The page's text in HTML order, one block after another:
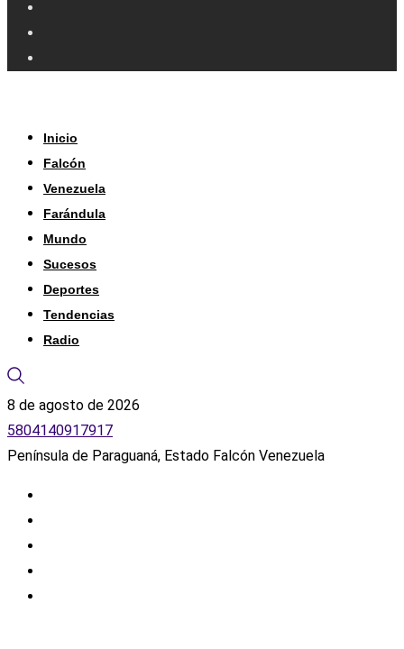
Inicio
Falcón
Venezuela
Farándula
Mundo
Sucesos
Deportes
Tendencias
Radio
8 de agosto de 2026
5804140917917
Península de Paraguaná, Estado Falcón Venezuela